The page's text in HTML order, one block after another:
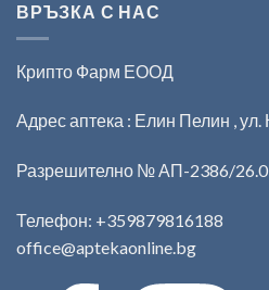
ВРЪЗКА С НАС
Крипто Фарм ЕООД
Адрес аптека : Елин Пелин ,
Разрешително № АП-2386/
Телефон: +359879816188
office@aptekaonline.bg